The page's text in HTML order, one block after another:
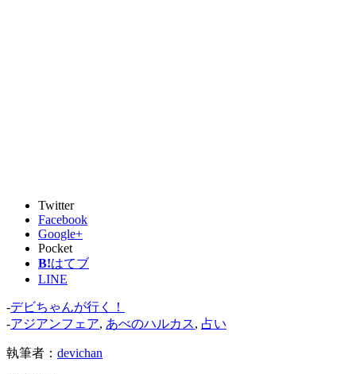
Twitter
Facebook
Google+
Pocket
B!はてブ
LINE
-デビちゃんが行く！
-アジアンフェア, あべのハルカス, 占い
執筆者： devichan